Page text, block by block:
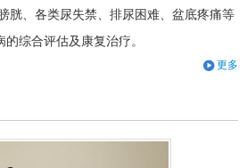
胱、各类尿失禁、排尿困难、盆底疼痛等
综合评估及康复治疗。
更多